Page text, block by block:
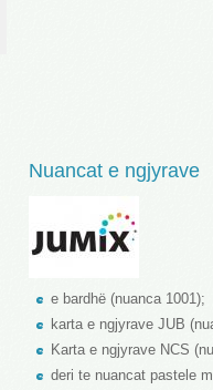
Nuancat e ngjyrave
e bardhë (nuanca 1001);
karta e ngjyrave JUB
Karta e ngjyrave NCS
deri te nuancat pastele